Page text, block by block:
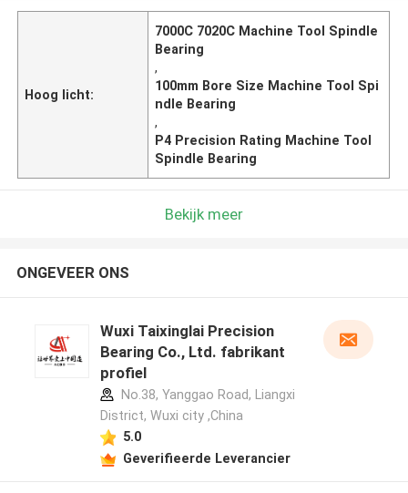
Hoog licht:
7000C 7020C Machine Tool Spindle
Bearing
,
100mm Bore Size Machine Tool Spi
ndle Bearing
,
P4 Precision Rating Machine Tool
Spindle Bearing
Bekijk meer
ONGEVEER ONS
Wuxi Taixinglai Precision
Bearing Co., Ltd. fabrikant
profiel
No.38, Yanggao Road, Liangxi
District, Wuxi city ,China
5.0
Geverifieerde Leverancier